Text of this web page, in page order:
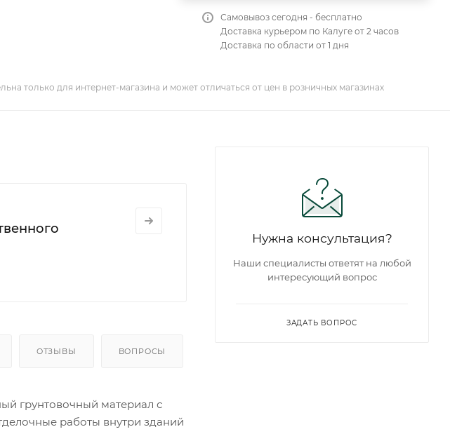
Самовывоз сегодня - бесплатно
Доставка курьером по Калуге от 2 часов
Доставка по области от 1 дня
только для интернет-магазина и может отличаться от цен в розничных магазинах
ОТЗЫВЫ ВОПРОСЫ
грунтовочный материал с
работы внутри зданий
Нужна консультация?
Наши специалисты ответят на любой
интересующий вопрос
ЗАДАТЬ ВОПРОС